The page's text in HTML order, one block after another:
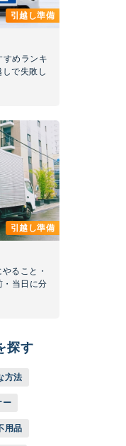
すめランキ
で失敗し
引越し準備
ること・
・当日に分
引越し準備
探す
方法
ー
用品